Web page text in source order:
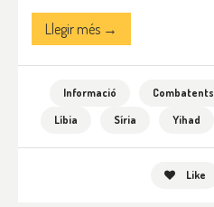
Llegir més →
Informació Combatents
Líbia
Síria Yihad
Like